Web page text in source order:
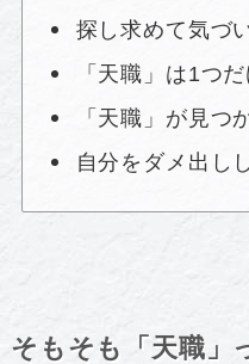
探し求めて気づ
「天職」は1つ
「天職」が見つ
自分をダメ出し
そもそも「天職」